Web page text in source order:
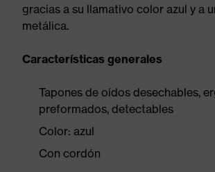
gracias a su llamativo color azul y a
metálica.
Características generales
Tapones de oídos desechables,
preformados, detectables
Color: azul
Con cordón